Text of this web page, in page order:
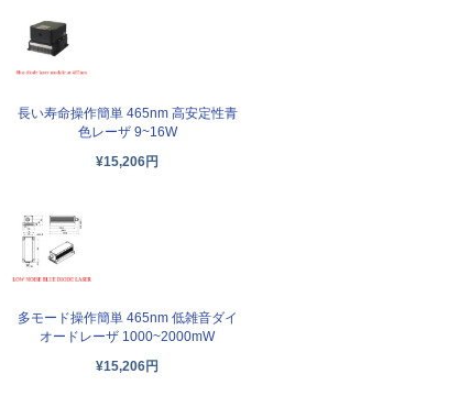
長い寿命操作簡単 465nm 高安定性青
色レーザ 9~16W
¥15,206円
多モード操作簡単 465nm 低雑音ダイ
オードレーザ 1000~2000mW
¥15,206円